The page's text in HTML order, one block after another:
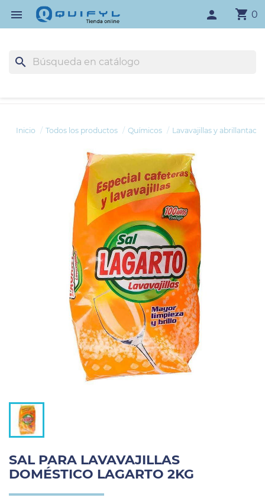
 shopping_cart 0
person
search
Inicio Todos los productos Químicos Lavavajillas y
SAL PARA LAVAVAJILLAS
DOMÉSTICO LAGARTO 2KG